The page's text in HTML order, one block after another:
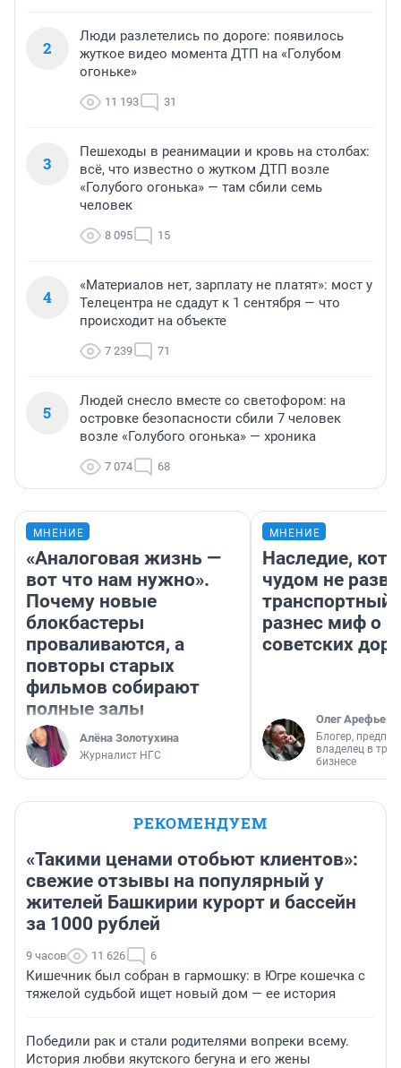
2
Люди разлетелись по дороге: появилось
жуткое видео момента ДТП на «Голубом
огоньке»
11 193 31
3
Пешеходы в реанимации и кровь на столбах:
всё, что известно о жутком ДТП возле
«Голубого огонька» — там сбили семь
человек
8 095 15
4
«Материалов нет, зарплату не платят»: мост у
Телецентра не сдадут к 1 сентября — что
происходит на объекте
7 239 71
5
Людей снесло вместе со светофором: на
островке безопасности сбили 7 человек
возле «Голубого огонька» — хроника
7 074 68
МНЕНИЕ
«Аналоговая жизнь —
вот что нам нужно».
Почему новые
блокбастеры
проваливаются, а
повторы старых
фильмов собирают
полные залы
Алёна Золотухина
Журналист НГС
МНЕНИЕ
Наследие,
чудом не
транспортный
разнес миф о
советских
Олег Арефьев
Блогер,
владелец в
бизнесе
РЕКОМЕНДУЕМ
«Такими ценами отобьют клиентов»:
свежие отзывы на популярный у
жителей Башкирии курорт и бассейн
за 1000 рублей
9 часов 11 626 6
Кишечник был собран в гармошку: в Югре кошечка с
тяжелой судьбой ищет новый дом — ее история
Победили рак и стали родителями вопреки всему.
История любви якутского бегуна и его жены